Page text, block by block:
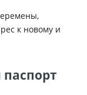
к новому и